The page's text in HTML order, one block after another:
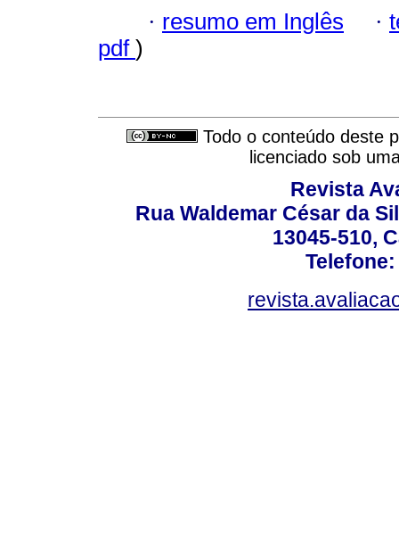
· resumo em Inglês ·
pdf )
Todo o conteúdo deste
licenciado sob
Revista
Rua Waldemar César da
13045-510,
Telefone: